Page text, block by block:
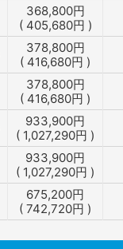
368,800円
( 405,680円 )
378,800円
( 416,680円 )
378,800円
( 416,680円 )
933,900円
( 1,027,290円 )
933,900円
( 1,027,290円 )
675,200円
( 742,720円 )